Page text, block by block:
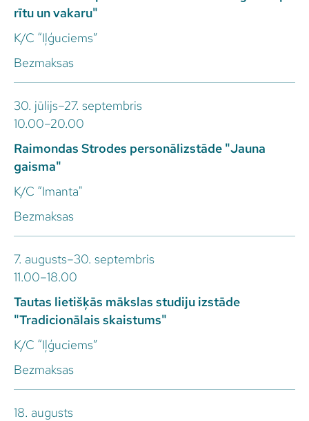
rītu un vakaru"
K/C “Iļģuciems”
Bezmaksas
30. jūlijs–27. septembris
10.00–20.00
Raimondas Strodes personālizstāde "Jauna
gaisma"
K/C “Imanta"
Bezmaksas
7. augusts–30. septembris
11.00–18.00
Tautas lietišķās mākslas studiju izstāde
"Tradicionālais skaistums"
K/C “Iļģuciems”
Bezmaksas
18. augusts